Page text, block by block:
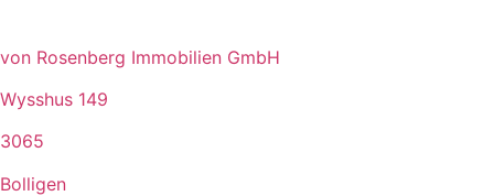
von Rosenberg Immobilien GmbH
Wysshus 149
3065
Bolligen